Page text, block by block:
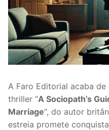
A Faro Editorial acaba
thriller “A Sociopath’s
Marriage“, do autor
estreia promete